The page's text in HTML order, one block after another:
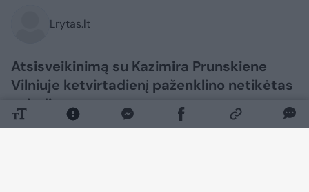
Lrytas.lt
Atsisveikinimą su Kazimira Prunskiene
Vilniuje ketvirtadienį paženklino netikėtas
sujudimas.